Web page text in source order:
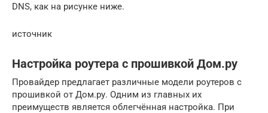
DNS, как на рисунке ниже.
источник
Настройка роутера с прошивкой Дом.ру
Провайдер предлагает различные модели роутеров с
прошивкой от Дом.ру. Одним из главных их
преимуществ является облегчённая настройка. При